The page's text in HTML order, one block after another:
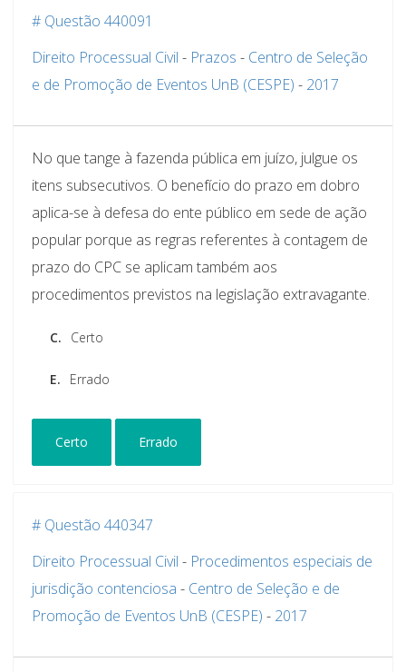
# Questão 440091
Direito Processual Civil - Prazos - Centro de Seleção
e de Promoção de Eventos UnB (CESPE) - 2017
No que tange à fazenda pública em juízo, julgue os
itens subsecutivos. O benefício do prazo em dobro
aplica-se à defesa do ente público em sede de ação
popular porque as regras referentes à contagem de
prazo do CPC se aplicam também aos
procedimentos previstos na legislação extravagante.
C. Certo
E. Errado
Certo Errado
# Questão 440347
Direito Processual Civil - Procedimentos especiais de
jurisdição contenciosa - Centro de Seleção e de
Promoção de Eventos UnB (CESPE) - 2017